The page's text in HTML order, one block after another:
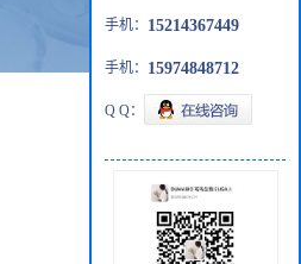
手机： 15214367449
手机： 15974848712
Q Q：